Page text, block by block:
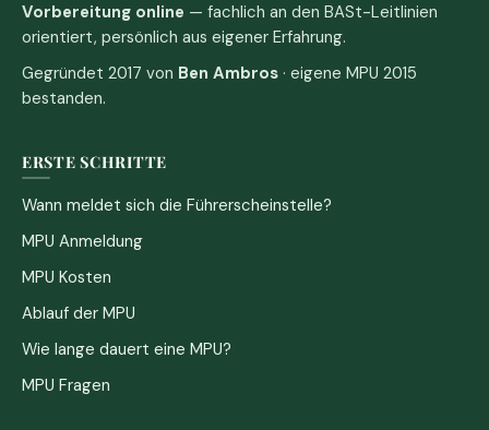
Vorbereitung online — fachlich an den BASt-Leitlinien
orientiert, persönlich aus eigener Erfahrung.
Gegründet 2017 von Ben Ambros · eigene MPU 2015
bestanden.
ERSTE SCHRITTE
Wann meldet sich die Führerscheinstelle?
MPU Anmeldung
MPU Kosten
Ablauf der MPU
Wie lange dauert eine MPU?
MPU Fragen